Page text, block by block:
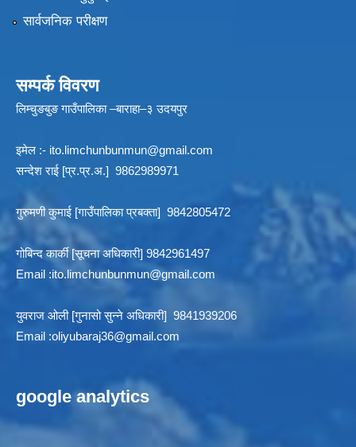
सार्वजनिक परीक्षण
सम्पर्क विवरण
लिम्चुङबुङ गाउँपालिका –बाराहा–३ उदयपुर
इमेल :- ito.limchunbunmun@gmail.com
सन्देश राई [प्र.प्र.अ.] 9862989971
गुरुमणी कुमाई [गाउँपालिका प्रबक्ता] 9842805472
गोबिन्द कार्की [सूचना अधिकारी] 9842961497
Email :ito.limchunbunmun@gmail.com
युवराज ओली [गुनासो सुन्ने अधिकारी] 9841939206
Email :oliyubaraj36@gmail.com
google analytics